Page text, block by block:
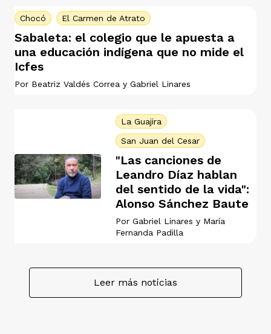
Chocó El Carmen de Atrato
Sabaleta: el colegio que le apuesta a
una educación indígena que no mide el
Icfes
Por Beatriz Valdés Correa y Gabriel Linares
La Guajira
San Juan del Cesar
"Las canciones de
Leandro Díaz hablan
del sentido de la vida":
Alonso Sánchez Baute
Por Gabriel Linares y María
Fernanda Padilla
Leer más notícias